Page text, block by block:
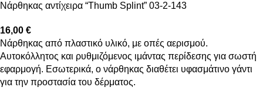
Νάρθηκας αντίχειρα “Thumb Splint” 03-2-143
16,00 €
Νάρθηκας από πλαστικό υλικό, με οπές αερισμού.
Αυτοκόλλητος και ρυθμιζόμενος ιμάντας περίδεσης για σωστή
εφαρμογή. Εσωτερικά, ο νάρθηκας διαθέτει υφασμάτινο γάντι
για την προστασία του δέρματος.